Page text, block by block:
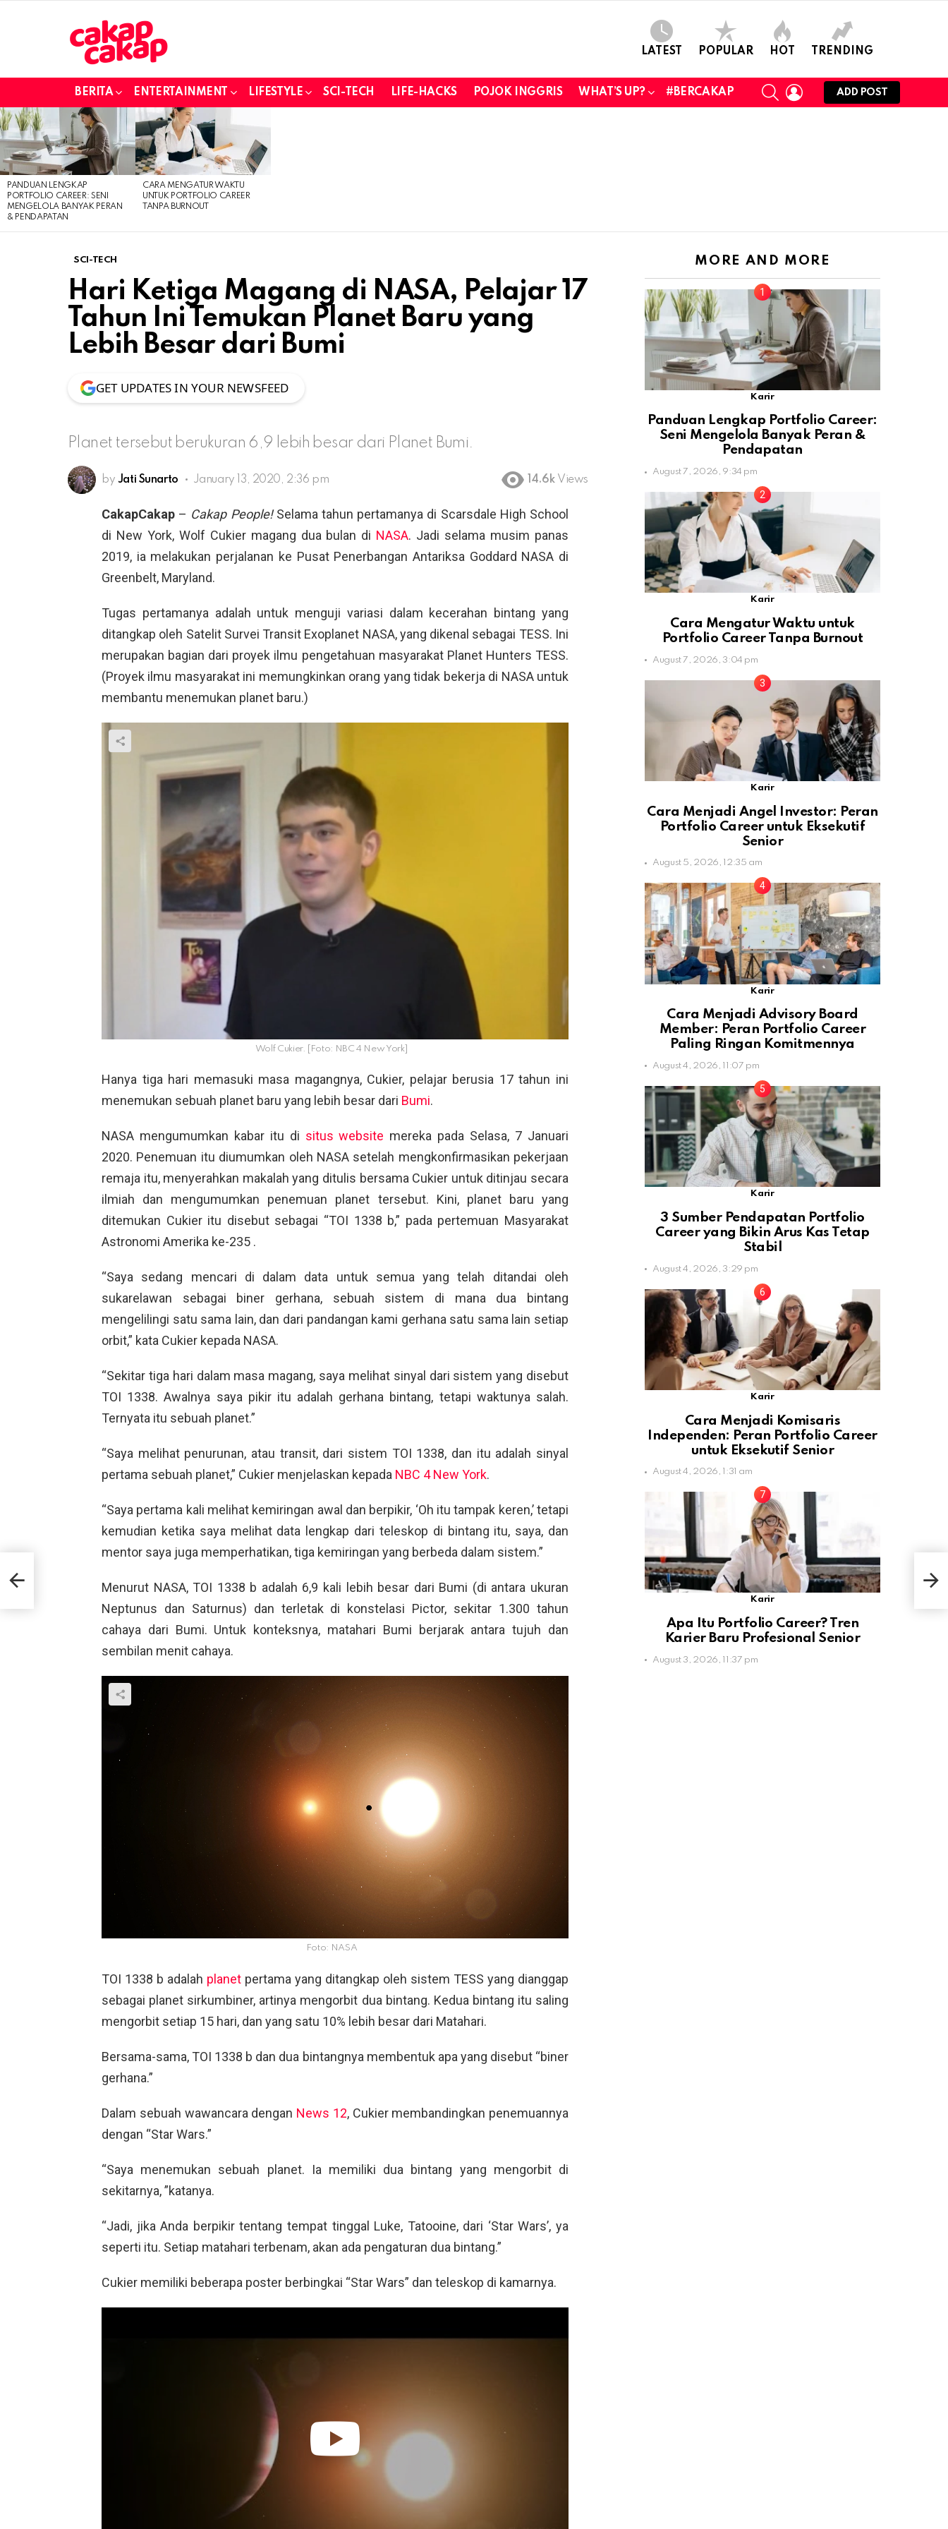
LATEST POPULAR HOT TRENDING
BERITA ENTERTAINMENT LIFESTYLE SCI-TECH LIFE-HACKS POJOK INGGRIS WHAT’S UP? #BERCAKAP
SEARCHLOGIN
ADD POST
LATEST
STORIES
PANDUAN LENGKAP
PORTFOLIO CAREER: SENI
MENGELOLA BANYAK PERAN
& PENDAPATAN
CARA MENGATUR WAKTU
UNTUK PORTFOLIO CAREER
TANPA BURNOUT
SCI-TECH
Hari Ketiga Magang di NASA, Pelajar 17
Tahun Ini Temukan Planet Baru yang
Lebih Besar dari Bumi
GET UPDATES IN YOUR NEWSFEED
Planet tersebut berukuran 6,9 lebih besar dari Planet Bumi.
by Jati Sunarto January 13, 2020, 2:36 pm 14.6k Views
CakapCakap – Cakap People!Selama tahun pertamanya di Scarsdale High School
di New York, Wolf Cukier magang dua bulan di NASA. Jadi selama musim panas
2019, ia melakukan perjalanan ke Pusat Penerbangan Antariksa Goddard NASA di
Greenbelt, Maryland.
Tugas pertamanya adalah untuk menguji variasi dalam kecerahan bintang yang
ditangkap oleh Satelit Survei Transit Exoplanet NASA, yang dikenal sebagai TESS. Ini
merupakan bagian dari proyek ilmu pengetahuan masyarakat Planet Hunters TESS.
(Proyek ilmu masyarakat ini memungkinkan orang yang tidak bekerja di NASA untuk
membantu menemukan planet baru.)
Wolf Cukier. [Foto: NBC 4 New York]
Hanya tiga hari memasuki masa magangnya, Cukier, pelajar berusia 17 tahun ini
menemukan sebuah planet baru yang lebih besar dari Bumi.
NASA mengumumkan kabar itu di situs website mereka pada Selasa, 7 Januari
2020. Penemuan itu diumumkan oleh NASA setelah mengkonfirmasikan pekerjaan
remaja itu, menyerahkan makalah yang ditulis bersama Cukier untuk ditinjau secara
ilmiah dan mengumumkan penemuan planet tersebut. Kini, planet baru yang
ditemukan Cukier itu disebut sebagai “TOI 1338 b,” pada pertemuan Masyarakat
Astronomi Amerika ke-235 .
“Saya sedang mencari di dalam data untuk semua yang telah ditandai oleh
sukarelawan sebagai biner gerhana, sebuah sistem di mana dua bintang
mengelilingi satu sama lain, dan dari pandangan kami gerhana satu sama lain setiap
orbit,” kata Cukier kepada NASA.
“Sekitar tiga hari dalam masa magang, saya melihat sinyal dari sistem yang disebut
TOI 1338. Awalnya saya pikir itu adalah gerhana bintang, tetapi waktunya salah.
Ternyata itu sebuah planet.”
“Saya melihat penurunan, atau transit, dari sistem TOI 1338, dan itu adalah sinyal
pertama sebuah planet,” Cukier menjelaskan kepada NBC 4 New York.
“Saya pertama kali melihat kemiringan awal dan berpikir, ‘Oh itu tampak keren,’ tetapi
kemudian ketika saya melihat data lengkap dari teleskop di bintang itu, saya, dan
mentor saya juga memperhatikan, tiga kemiringan yang berbeda dalam sistem.”
Menurut NASA, TOI 1338 b adalah 6,9 kali lebih besar dari Bumi (di antara ukuran
Neptunus dan Saturnus) dan terletak di konstelasi Pictor, sekitar 1.300 tahun
cahaya dari Bumi. Untuk konteksnya, matahari Bumi berjarak antara tujuh dan
sembilan menit cahaya.
Foto: NASA
TOI 1338 b adalah planet pertama yang ditangkap oleh sistem TESS yang dianggap
sebagai planet sirkumbiner, artinya mengorbit dua bintang. Kedua bintang itu saling
mengorbit setiap 15 hari, dan yang satu 10% lebih besar dari Matahari.
Bersama-sama, TOI 1338 b dan dua bintangnya membentuk apa yang disebut “biner
gerhana.”
Dalam sebuah wawancara dengan News 12, Cukier membandingkan penemuannya
dengan “Star Wars.”
“Saya menemukan sebuah planet. Ia memiliki dua bintang yang mengorbit di
sekitarnya, ”katanya.
“Jadi, jika Anda berpikir tentang tempat tinggal Luke, Tatooine, dari ‘Star Wars’, ya
seperti itu. Setiap matahari terbenam, akan ada pengaturan dua bintang.”
Cukier memiliki beberapa poster berbingkai “Star Wars” dan teleskop di kamarnya.
MORE AND MORE
Karir
Panduan Lengkap Portfolio Career:
Seni Mengelola Banyak Peran &
Pendapatan
August 7, 2026, 9:34 pm
Karir
Cara Mengatur Waktu untuk
Portfolio Career Tanpa Burnout
August 7, 2026, 3:04 pm
Karir
Cara Menjadi Angel Investor: Peran
Portfolio Career untuk Eksekutif
Senior
August 5, 2026, 12:35 am
Karir
Cara Menjadi Advisory Board
Member: Peran Portfolio Career
Paling Ringan Komitmennya
August 4, 2026, 11:07 pm
Karir
3 Sumber Pendapatan Portfolio
Career yang Bikin Arus Kas Tetap
Stabil
August 4, 2026, 3:29 pm
Karir
Cara Menjadi Komisaris
Independen: Peran Portfolio Career
untuk Eksekutif Senior
August 4, 2026, 1:31 am
Karir
Apa Itu Portfolio Career? Tren
Karier Baru Profesional Senior
August 3, 2026, 11:37 pm